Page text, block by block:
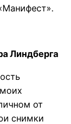
Линдберга
от
снимки